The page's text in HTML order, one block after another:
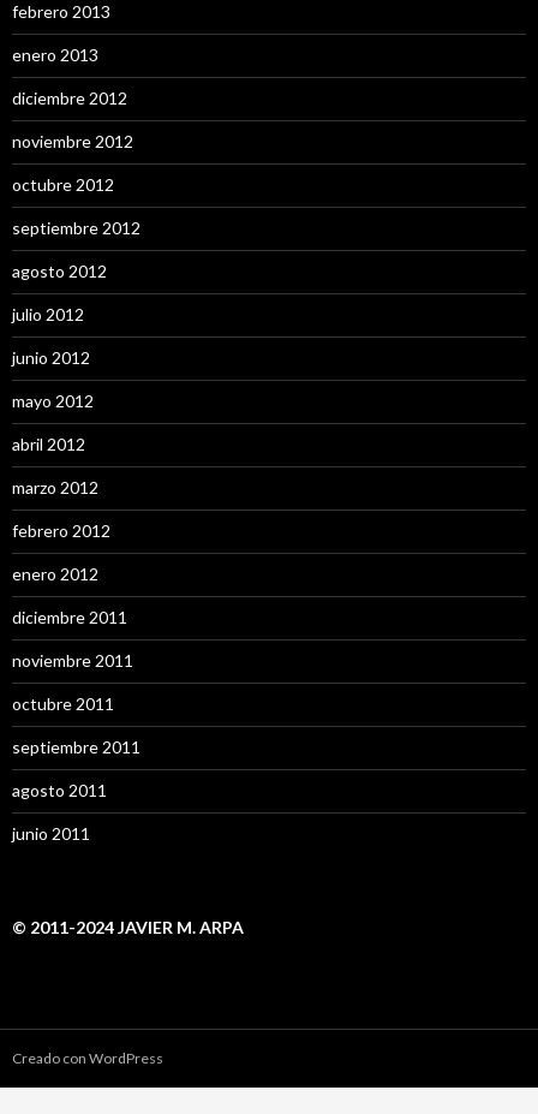
febrero 2013
enero 2013
diciembre 2012
noviembre 2012
octubre 2012
septiembre 2012
agosto 2012
julio 2012
junio 2012
mayo 2012
abril 2012
marzo 2012
febrero 2012
enero 2012
diciembre 2011
noviembre 2011
octubre 2011
septiembre 2011
agosto 2011
junio 2011
© 2011-2024 JAVIER M. ARPA
Creado con WordPress